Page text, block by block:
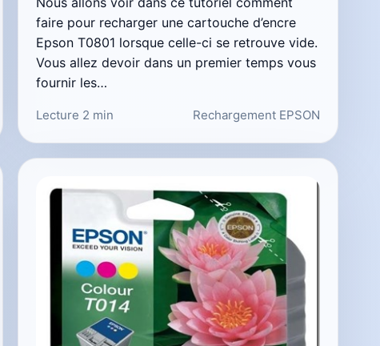
faire pour recharger une cartouche d’encre
Epson T0801 lorsque celle-ci se retrouve vide.
Vous allez devoir dans un premier temps vous
fournir les…
Lecture 2 min Rechargement EPSON